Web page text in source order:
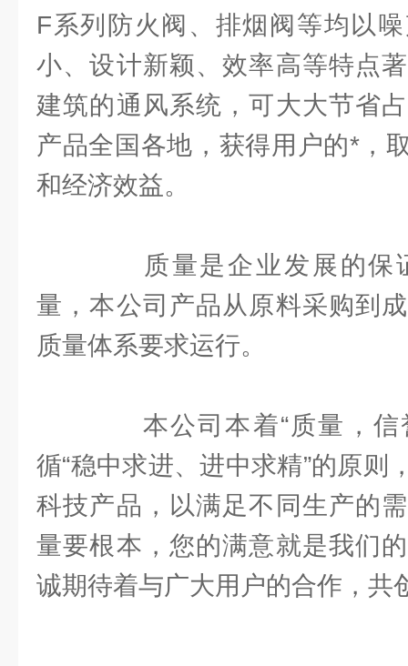
F系列防火阀、排烟阀等均以
小、设计新颖、效率高等特点
建筑的通风系统，可大大节省
产品全国各地，获得用户的*，
和经济效益。
质量是企业发展的保
量，本公司产品从原料采购到
质量体系要求运行。
本公司本着“质量，信
循“稳中求进、进中求精”的原则
科技产品，以满足不同生产的
量要根本，您的满意就是我们
诚期待着与广大用户的合作，共